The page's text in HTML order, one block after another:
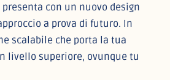
con un nuovo design
a prova di futuro. In
scalabile che porta la tua
livello superiore, ovunque tu